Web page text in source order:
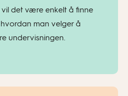
det være enkelt å finne
man velger å
undervisningen.